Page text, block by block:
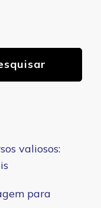
valiosos:
para